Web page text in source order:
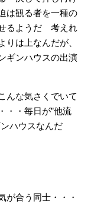
は観る者を一種の
せるようだ 考えれ
は上なんだが、
ギンハウスの出演
んな気さくでいて
・・毎日が”他流
ハウスなんだ
が合う同士・・・